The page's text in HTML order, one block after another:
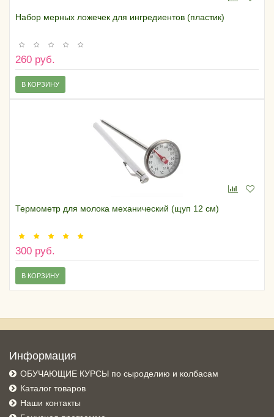
Набор мерных ложечек для ингредиентов (пластик)
260 руб.
В КОРЗИНУ
Термометр для молока механический (щуп 12 см)
300 руб.
В КОРЗИНУ
Информация
ОБУЧАЮЩИЕ КУРСЫ по сыроделию и колбасам
Каталог товаров
Наши контакты